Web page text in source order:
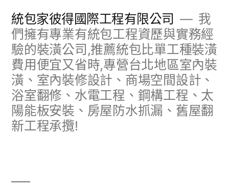
統包家彼得國際工程有限公司
我
們擁有專業有統包工程資歷與實務經
驗的裝潢公司,推薦統包比單工種裝潢
費用便宜又省時,專營台北地區室內裝
潢、室內裝修設計、商場空間設計、
浴室翻修、水電工程、鋼構工程、太
陽能板安裝、房屋防水抓漏、舊屋翻
新工程承攬!